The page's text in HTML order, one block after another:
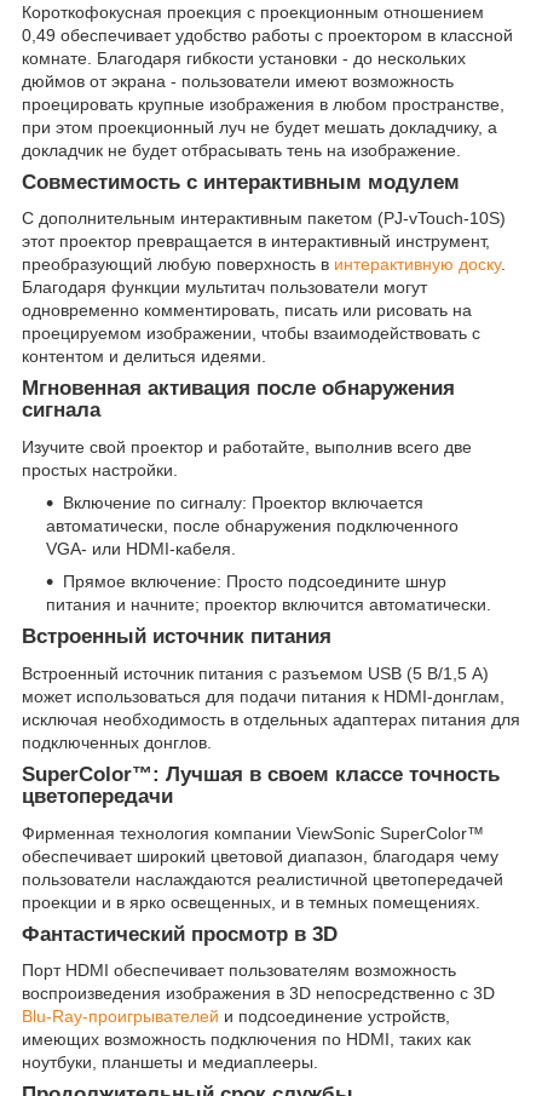
Короткофокусная проекция с проекционным отношением
0,49 обеспечивает удобство работы с проектором в классной
комнате. Благодаря гибкости установки - до нескольких
дюймов от экрана - пользователи имеют возможность
проецировать крупные изображения в любом пространстве,
при этом проекционный луч не будет мешать докладчику, а
докладчик не будет отбрасывать тень на изображение.
Совместимость с интерактивным модулем
С дополнительным интерактивным пакетом (PJ-vTouch-10S)
этот проектор превращается в интерактивный инструмент,
преобразующий любую поверхность в интерактивную доску.
Благодаря функции мультитач пользователи могут
одновременно комментировать, писать или рисовать на
проецируемом изображении, чтобы взаимодействовать с
контентом и делиться идеями.
Мгновенная активация после обнаружения
сигнала
Изучите свой проектор и работайте, выполнив всего две
простых настройки.
Включение по сигналу: Проектор включается
автоматически, после обнаружения подключенного
VGA- или HDMI-кабеля.
Прямое включение: Просто подсоедините шнур
питания и начните; проектор включится автоматически.
Встроенный источник питания
Встроенный источник питания с разъемом USB (5 В/1,5 A)
может использоваться для подачи питания к HDMI-донглам,
исключая необходимость в отдельных адаптерах питания для
подключенных донглов.
SuperColor™: Лучшая в своем классе точность
цветопередачи
Фирменная технология компании ViewSonic SuperColor™
обеспечивает широкий цветовой диапазон, благодаря чему
пользователи наслаждаются реалистичной цветопередачей
проекции и в ярко освещенных, и в темных помещениях.
Фантастический просмотр в 3D
Порт HDMI обеспечивает пользователям возможность
воспроизведения изображения в 3D непосредственно с 3D
Blu-Ray-проигрывателей и подсоединение устройств,
имеющих возможность подключения по HDMI, таких как
ноутбуки, планшеты и медиаплееры.